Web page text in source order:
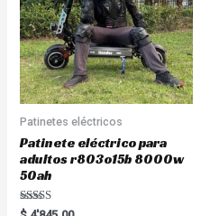
Patinetes eléctricos
Patinete eléctrico para
adultos r803o15b 8000w
50ah
Rated